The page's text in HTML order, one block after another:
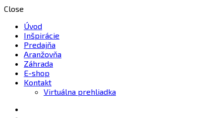
Close
Úvod
Inšpirácie
Predajňa
Aranžovňa
Záhrada
E-shop
Kontakt
Virtuálna prehliadka